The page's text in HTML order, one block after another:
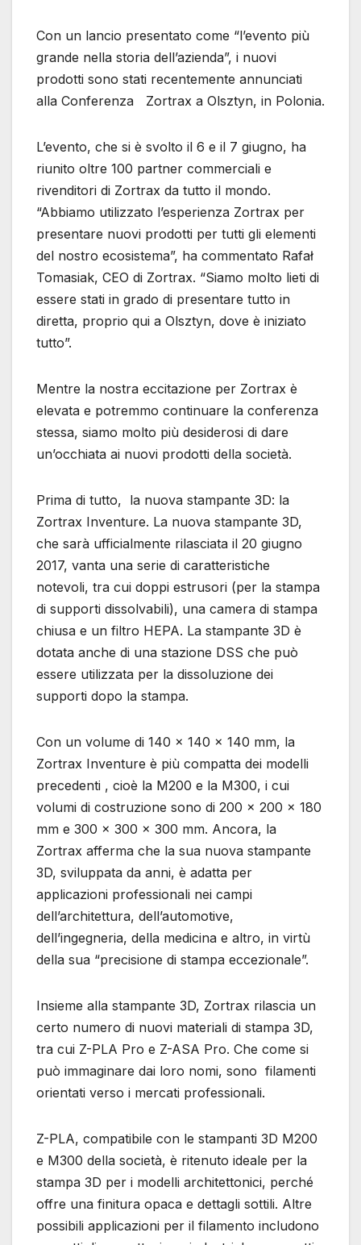
Con un lancio presentato come “l’evento più
grande nella storia dell’azienda”, i nuovi
prodotti sono stati recentemente annunciati
alla Conferenza Zortrax a Olsztyn, in Polonia.
L’evento, che si è svolto il 6 e il 7 giugno, ha
riunito oltre 100 partner commerciali e
rivenditori di Zortrax da tutto il mondo.
“Abbiamo utilizzato l’esperienza Zortrax per
presentare nuovi prodotti per tutti gli elementi
del nostro ecosistema”, ha commentato Rafał
Tomasiak, CEO di Zortrax. “Siamo molto lieti di
essere stati in grado di presentare tutto in
diretta, proprio qui a Olsztyn, dove è iniziato
tutto”.
Mentre la nostra eccitazione per Zortrax è
elevata e potremmo continuare la conferenza
stessa, siamo molto più desiderosi di dare
un’occhiata ai nuovi prodotti della società.
Prima di tutto, la nuova stampante 3D: la
Zortrax Inventure. La nuova stampante 3D,
che sarà ufficialmente rilasciata il 20 giugno
2017, vanta una serie di caratteristiche
notevoli, tra cui doppi estrusori (per la stampa
di supporti dissolvabili), una camera di stampa
chiusa e un filtro HEPA. La stampante 3D è
dotata anche di una stazione DSS che può
essere utilizzata per la dissoluzione dei
supporti dopo la stampa.
Con un volume di 140 x 140 x 140 mm, la
Zortrax Inventure è più compatta dei modelli
precedenti , cioè la M200 e la M300, i cui
volumi di costruzione sono di 200 x 200 x 180
mm e 300 x 300 x 300 mm. Ancora, la
Zortrax afferma che la sua nuova stampante
3D, sviluppata da anni, è adatta per
applicazioni professionali nei campi
dell’architettura, dell’automotive,
dell’ingegneria, della medicina e altro, in virtù
della sua “precisione di stampa eccezionale”.
Insieme alla stampante 3D, Zortrax rilascia un
certo numero di nuovi materiali di stampa 3D,
tra cui Z-PLA Pro e Z-ASA Pro. Che come si
può immaginare dai loro nomi, sono filamenti
orientati verso i mercati professionali.
Z-PLA, compatibile con le stampanti 3D M200
e M300 della società, è ritenuto ideale per la
stampa 3D per i modelli architettonici, perché
offre una finitura opaca e dettagli sottili. Altre
possibili applicazioni per il filamento includono